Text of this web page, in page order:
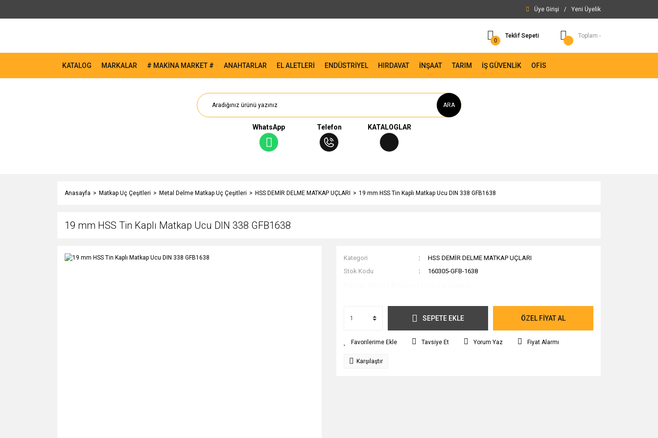
Üye Girişi / Yeni Üyelik
0
Teklif Sepeti Toplam -
KATALOG MARKALAR # MAKİNA MARKET # ANAHTARLAR EL ALETLERİ ENDÜSTRİYEL HIRDAVAT İNŞAAT TARIM İŞ GÜVENLİK OFİS
ARA
WhatsApp Telefon KATALOGLAR
Anasayfa Matkap Uç Çeşitleri Metal Delme Matkap Uç Çeşitleri HSS DEMİR DELME MATKAP UÇLARI 19 mm HSS Tin Kaplı Matkap Ucu DIN 338 GFB1638
19 mm HSS Tin Kaplı Matkap Ucu DIN 338 GFB1638
Kategori
HSS DEMİR DELME MATKAP UÇLARI
Stok Kodu
160305-GFB-1638
SEPETE EKLE ÖZEL FİYAT AL
Tavsiye Et Yorum Yaz Fiyat Alarmı
Karşılaştır